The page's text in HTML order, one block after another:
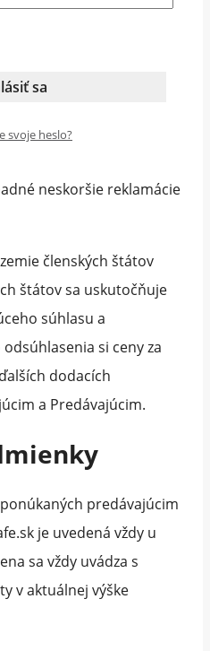
s prepravcom
aj napriek
neskoršie reklamácie
členských štátov
štátov sa uskutočňuje
súhlasu a
si ceny za
dodacích
a Predávajúcim.
predávajúcim
je uvedená vždy u
sa vždy uvádza s
v aktuálnej výške
svoje heslo?